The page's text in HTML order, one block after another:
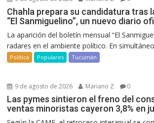
Chahla prepara su candidatura tras
“El Sanmiguelino”, un nuevo diario
La aparición del boletín mensual “El
radares en el ambiente político. En
Política Populares Tucumán
9 de agosto de 2026 Mariano Z 0
Las pymes sintieron el freno del
ventas minoristas cayeron 3,8% en